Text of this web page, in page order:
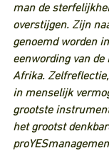
man de
overstijgen. Zijn
genoemd worden
eenwording van
Afrika.
in menselijk
grootste
het grootst